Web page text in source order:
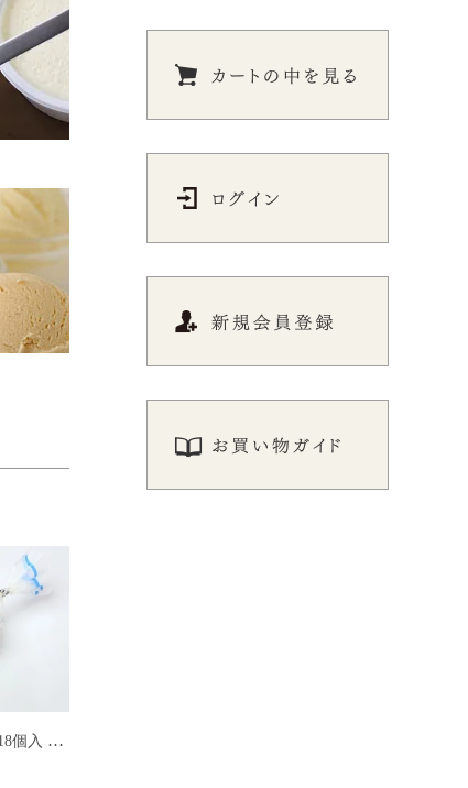
自然派コーン牛乳 18個入 【単体販売／中身変更不可】